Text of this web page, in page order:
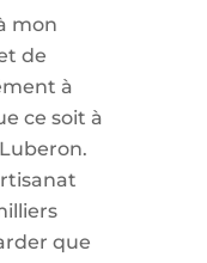
mon
de
à
ce soit à
que